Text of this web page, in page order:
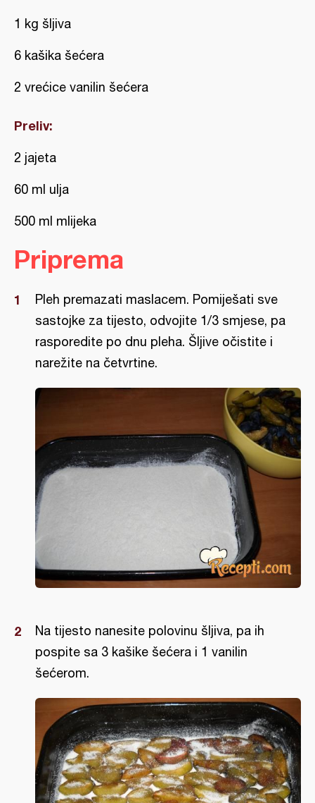
1 kg šljiva
6 kašika šećera
2 vrećice vanilin šećera
Preliv:
2 jajeta
60 ml ulja
500 ml mlijeka
Priprema
Pleh premazati maslacem. Pomiješati sve
sastojke za tijesto, odvojite 1/3 smjese, pa
rasporedite po dnu pleha. Šljive očistite i
narežite na četvrtine.
Na tijesto nanesite polovinu šljiva, pa ih
pospite sa 3 kašike šećera i 1 vanilin
šećerom.